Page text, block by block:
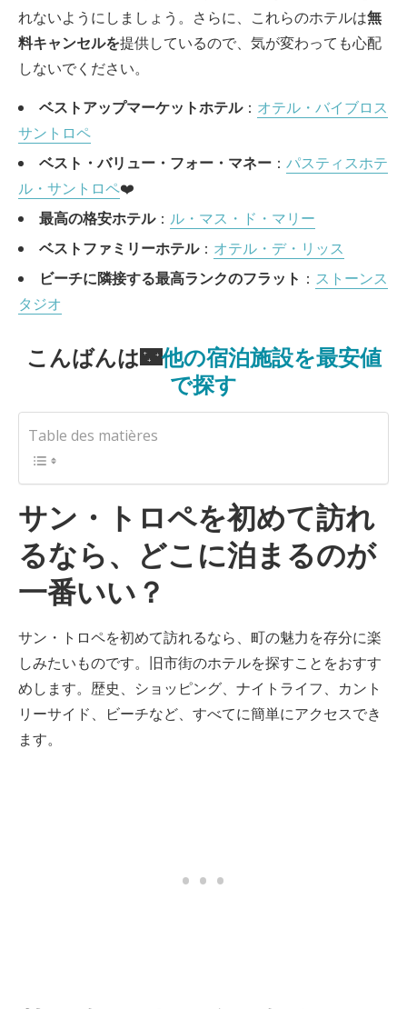
れないようにしましょう。さらに、これらのホテルは無
料キャンセルを提供しているので、気が変わっても心配
しないでください。
ベストアップマーケットホテル： オテル・バイブロス
サントロペ
ベスト・バリュー・フォー・マネー ： パスティスホテ
ル・サントロペ❤️
最高の格安ホテル： ル・マス・ド・マリー
ベストファミリーホテル： オテル・デ・リッス
ビーチに隣接する最高ランクのフラット ： ストーンス
タジオ
こんばんは🌃他の宿泊施設を最安値
で探す
Table des matières
サン・トロペを初めて訪れ
るなら、どこに泊まるのが
一番いい？
サン・トロペを初めて訪れるなら、町の魅力を存分に楽
しみたいものです。旧市街のホテルを探すことをおすす
めします。歴史、ショッピング、ナイトライフ、カント
リーサイド、ビーチなど、すべてに簡単にアクセスでき
ます。